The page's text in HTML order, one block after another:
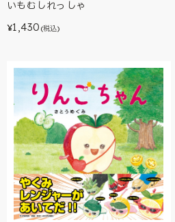
いもむしれっしゃ
¥1,430 (税込)